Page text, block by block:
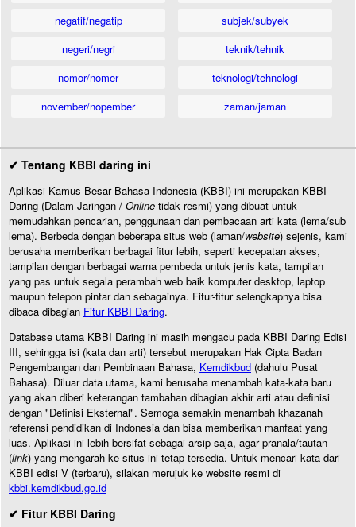
negatif/negatip
negeri/negri
nomor/nomer
november/nopember
subjek/subyek
teknik/tehnik
teknologi/tehnologi
zaman/jaman
✔ Tentang KBBI daring ini
Aplikasi Kamus Besar Bahasa Indonesia (KBBI) ini merupakan KBBI
Daring (Dalam Jaringan / Online tidak resmi) yang dibuat untuk
memudahkan pencarian, penggunaan dan pembacaan arti kata (lema/sub
lema). Berbeda dengan beberapa situs web (laman/website) sejenis, kami
berusaha memberikan berbagai fitur lebih, seperti kecepatan akses,
tampilan dengan berbagai warna pembeda untuk jenis kata, tampilan
yang pas untuk segala perambah web baik komputer desktop, laptop
maupun telepon pintar dan sebagainya. Fitur-fitur selengkapnya bisa
dibaca dibagian Fitur KBBI Daring.
Database utama KBBI Daring ini masih mengacu pada KBBI Daring Edisi
III, sehingga isi (kata dan arti) tersebut merupakan Hak Cipta Badan
Pengembangan dan Pembinaan Bahasa, Kemdikbud (dahulu Pusat
Bahasa). Diluar data utama, kami berusaha menambah kata-kata baru
yang akan diberi keterangan tambahan dibagian akhir arti atau definisi
dengan "Definisi Eksternal". Semoga semakin menambah khazanah
referensi pendidikan di Indonesia dan bisa memberikan manfaat yang
luas. Aplikasi ini lebih bersifat sebagai arsip saja, agar pranala/tautan
(link) yang mengarah ke situs ini tetap tersedia. Untuk mencari kata dari
KBBI edisi V (terbaru), silakan merujuk ke website resmi di
kbbi.kemdikbud.go.id
✔ Fitur KBBI Daring